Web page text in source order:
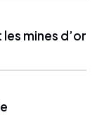
mines d’or